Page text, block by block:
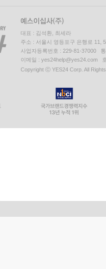
대표 : 김석환, 최세라
주소 : 서울시 영등포구 은행로 11,
사업자등록번호 : 229-81-37000
이메일 : yes24help@yes24.com
Copyright ⓒ YES24 Corp. All